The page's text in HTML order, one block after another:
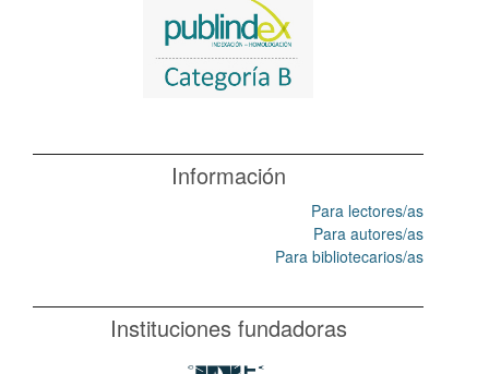
Información
Para lectores/as
Para autores/as
Para bibliotecarios/as
Instituciones fundadoras